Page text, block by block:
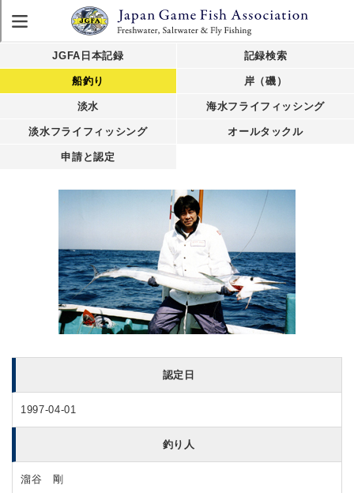
JGFA日本記録 記録検索
船釣り 岸（磯）
淡水 海水フライフィッシング
淡水フライフィッシング オールタックル
申請と認定
認定日
1997-04-01
釣り人
溜谷 剛